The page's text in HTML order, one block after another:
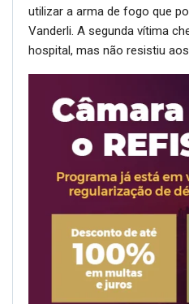
utilizar a arma de fogo que
Vanderli. A segunda vítima
hospital, mas não resistiu